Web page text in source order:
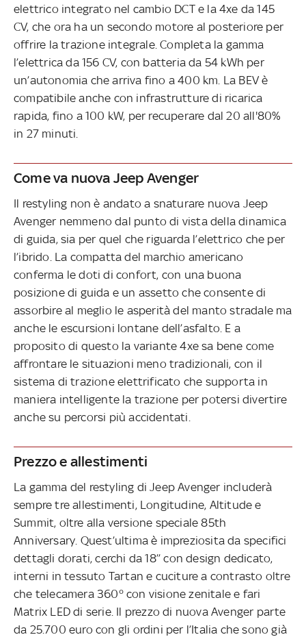
elettrico integrato nel cambio DCT e la 4xe da 145
CV, che ora ha un secondo motore al posteriore per
offrire la trazione integrale. Completa la gamma
l’elettrica da 156 CV, con batteria da 54 kWh per
un’autonomia che arriva fino a 400 km. La BEV è
compatibile anche con infrastrutture di ricarica
rapida, fino a 100 kW, per recuperare dal 20 all'80%
in 27 minuti.
Come va nuova Jeep Avenger
Il restyling non è andato a snaturare nuova Jeep
Avenger nemmeno dal punto di vista della dinamica
di guida, sia per quel che riguarda l’elettrico che per
l’ibrido. La compatta del marchio americano
conferma le doti di confort, con una buona
posizione di guida e un assetto che consente di
assorbire al meglio le asperità del manto stradale ma
anche le escursioni lontane dell’asfalto. E a
proposito di questo la variante 4xe sa bene come
affrontare le situazioni meno tradizionali, con il
sistema di trazione elettrificato che supporta in
maniera intelligente la trazione per potersi divertire
anche su percorsi più accidentati.
Prezzo e allestimenti
La gamma del restyling di Jeep Avenger includerà
sempre tre allestimenti, Longitudine, Altitude e
Summit, oltre alla versione speciale 85th
Anniversary. Quest’ultima è impreziosita da specifici
dettagli dorati, cerchi da 18’’ con design dedicato,
interni in tessuto Tartan e cuciture a contrasto oltre
che telecamera 360° con visione zenitale e fari
Matrix LED di serie. Il prezzo di nuova Avenger parte
da 25.700 euro con gli ordini per l’Italia che sono già